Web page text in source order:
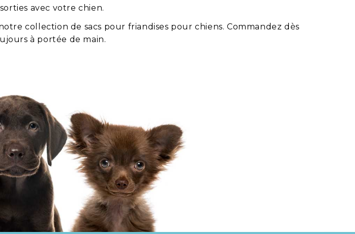
avec votre chien.
collection de sacs pour friandises pour chiens. Commandez dès
à portée de main.